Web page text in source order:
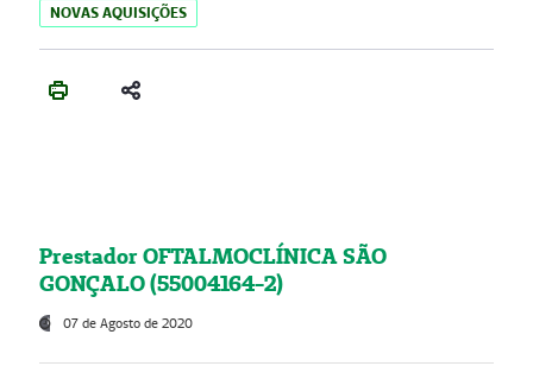
NOVAS AQUISIÇÕES
Prestador OFTALMOCLÍNICA SÃO
GONÇALO (55004164-2)
07 de Agosto de 2020